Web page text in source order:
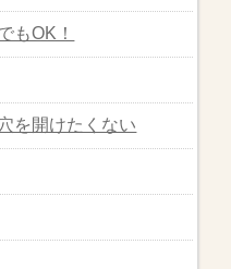
もOK！
を開けたくない